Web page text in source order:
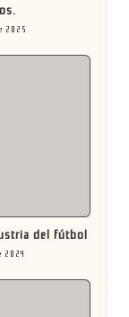
2025
del fútbol
2024